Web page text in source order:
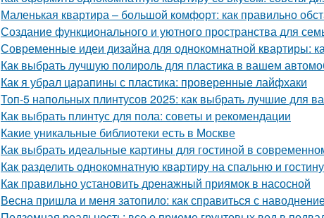
Маленькая квартира – большой комфорт: как правильно
Создание функционального и уютного пространства для
Современные идеи дизайна для однокомнатной квартиры:
Как выбрать лучшую полироль для пластика в вашем
Как я убрал царапины с пластика: проверенные лайфхаки
Топ-5 напольных плинтусов 2025: как выбрать лучшие для
Как выбрать плинтус для пола: советы и рекомендации
Какие уникальные библиотеки есть в Москве
Как выбрать идеальные картины для гостиной в
Как разделить однокомнатную квартиру на спальню и
Как правильно установить дренажный приямок в насосной
Весна пришла и меня затопило: как справиться с